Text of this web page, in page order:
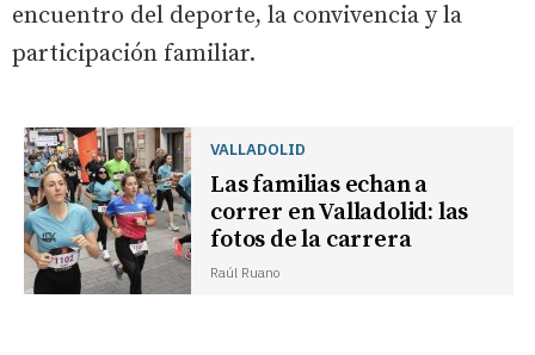
encuentro del deporte, la convivencia y la
participación familiar.
VALLADOLID
Las familias echan a
correr en Valladolid: las
fotos de la carrera
Raúl Ruano